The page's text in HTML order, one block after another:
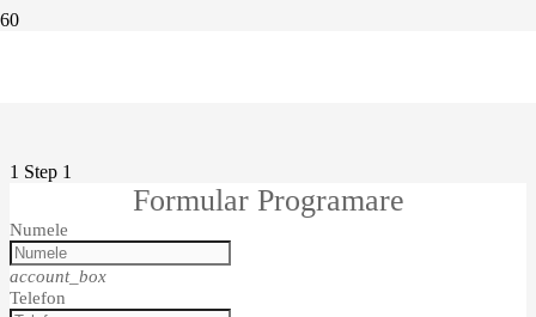
1 Step 1
Formular Programare
Numele
account_box
Telefon
⚠️ Nu oferim servicii de instalații